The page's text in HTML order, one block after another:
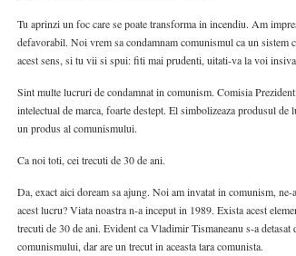
Tu aprinzi un foc care se poate transforma in incendiu. Am
defavorabil. Noi vrem sa condamnam comunismul ca un sistem
acest sens, si tu vii si spui: fiti mai prudenti, uitati-va la voi
Sint multe lucruri de condamnat in comunism. Comisia
intelectual de marca, foarte destept. El simbolizeaza produsul
un produs al comunismului.
Ca noi toti, cei trecuti de 30 de ani.
Da, exact aici doream sa ajung. Noi am invatat in comunism,
acest lucru? Viata noastra n-a inceput in 1989. Exista acest
trecuti de 30 de ani. Evident ca Vladimir Tismaneanu s-a
comunismului, dar are un trecut in aceasta tara comunista.